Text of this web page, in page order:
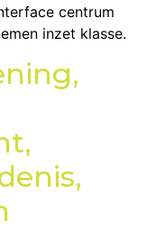
centrum
inzet klasse.